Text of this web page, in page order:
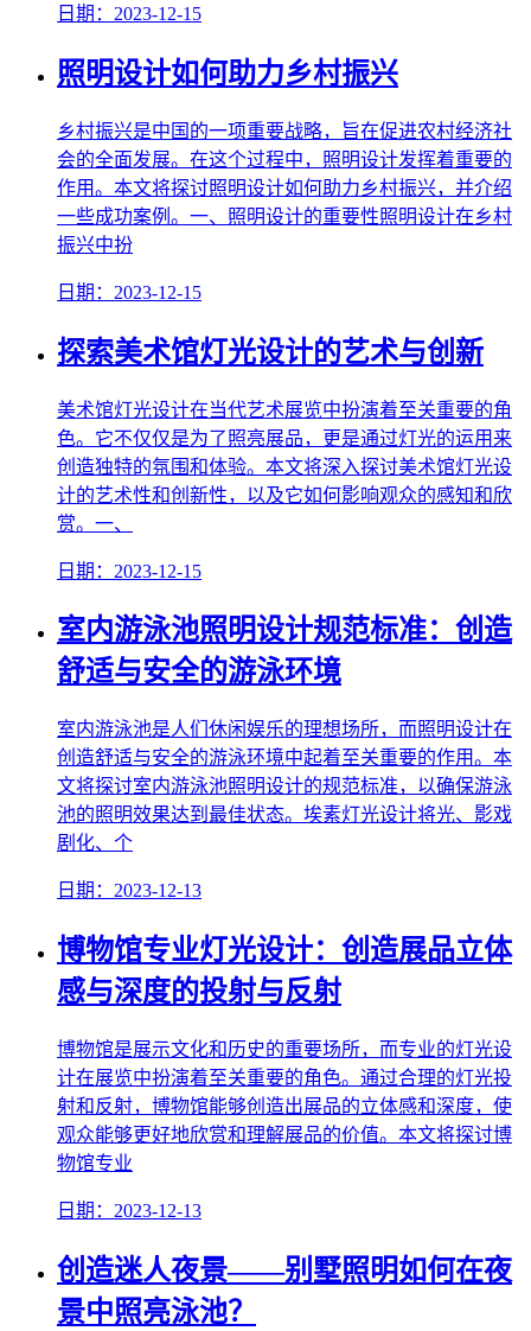
日期：2023-12-15
照明设计如何助力乡村振兴
乡村振兴是中国的一项重要战略，旨在促进农村经济社
会的全面发展。在这个过程中，照明设计发挥着重要的
作用。本文将探讨照明设计如何助力乡村振兴，并介绍
一些成功案例。一、照明设计的重要性照明设计在乡村
振兴中扮
日期：2023-12-15
探索美术馆灯光设计的艺术与创新
美术馆灯光设计在当代艺术展览中扮演着至关重要的角
色。它不仅仅是为了照亮展品，更是通过灯光的运用来
创造独特的氛围和体验。本文将深入探讨美术馆灯光设
计的艺术性和创新性，以及它如何影响观众的感知和欣
赏。一、
日期：2023-12-15
室内游泳池照明设计规范标准：创造
舒适与安全的游泳环境
室内游泳池是人们休闲娱乐的理想场所，而照明设计在
创造舒适与安全的游泳环境中起着至关重要的作用。本
文将探讨室内游泳池照明设计的规范标准，以确保游泳
池的照明效果达到最佳状态。埃素灯光设计将光、影戏
剧化、个
日期：2023-12-13
博物馆专业灯光设计：创造展品立体
感与深度的投射与反射
博物馆是展示文化和历史的重要场所，而专业的灯光设
计在展览中扮演着至关重要的角色。通过合理的灯光投
射和反射，博物馆能够创造出展品的立体感和深度，使
观众能够更好地欣赏和理解展品的价值。本文将探讨博
物馆专业
日期：2023-12-13
创造迷人夜景——别墅照明如何在夜
景中照亮泳池？